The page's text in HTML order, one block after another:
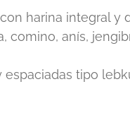
harina integral y
comino, anís,
espaciadas tipo